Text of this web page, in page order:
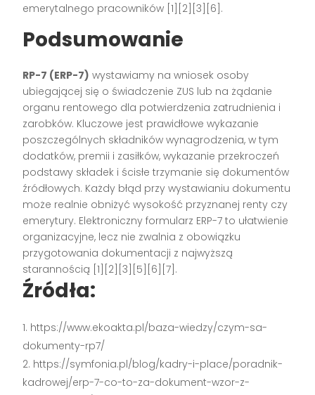
emerytalnego pracowników [1][2][3][6] .
Podsumowanie
RP-7 (ERP-7) wystawiamy na wniosek osoby
ubiegającej się o świadczenie ZUS lub na żądanie
organu rentowego dla potwierdzenia zatrudnienia i
zarobków. Kluczowe jest prawidłowe wykazanie
poszczególnych składników wynagrodzenia, w tym
dodatków, premii i zasiłków, wykazanie przekroczeń
podstawy składek i ścisłe trzymanie się dokumentów
źródłowych. Każdy błąd przy wystawianiu dokumentu
może realnie obniżyć wysokość przyznanej renty czy
emerytury. Elektroniczny formularz ERP-7 to ułatwienie
organizacyjne, lecz nie zwalnia z obowiązku
przygotowania dokumentacji z najwyższą
starannością [1][2][3][5][6][7] .
Źródła:
https://www.ekoakta.pl/baza-wiedzy/czym-sa-
dokumenty-rp7/
https://symfonia.pl/blog/kadry-i-place/poradnik-
kadrowej/erp-7-co-to-za-dokument-wzor-z-